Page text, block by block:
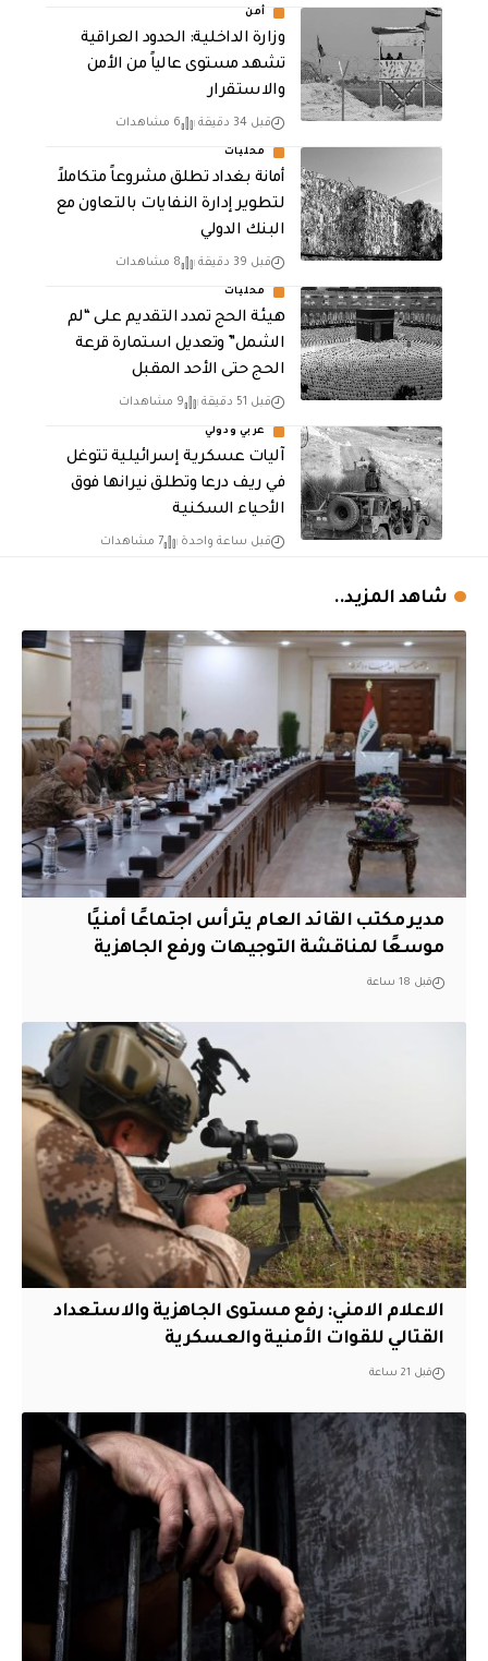
أمن
وزارة الداخلية: الحدود العراقية
تشهد مستوى عالياً من الأمن
والاستقرار
قبل 34 دقيقة 6 مشاهدات
محليات
أمانة بغداد تطلق مشروعاً متكاملاً
لتطوير إدارة النفايات بالتعاون مع
البنك الدولي
قبل 39 دقيقة 8 مشاهدات
محليات
هيئة الحج تمدد التقديم على “لم
الشمل” وتعديل استمارة قرعة
الحج حتى الأحد المقبل
قبل 51 دقيقة 9 مشاهدات
عربي ودولي
آليات عسكرية إسرائيلية تتوغل
في ريف درعا وتطلق نيرانها فوق
الأحياء السكنية
قبل ساعة واحدة 7 مشاهدات
شاهد المزيد..
مدير مكتب القائد العام يترأس اجتماعًا أمنيًا
موسعًا لمناقشة التوجيهات ورفع الجاهزية
قبل 18 ساعة
الاعلام الامني: رفع مستوى الجاهزية والاستعداد
القتالي للقوات الأمنية والعسكرية
قبل 21 ساعة